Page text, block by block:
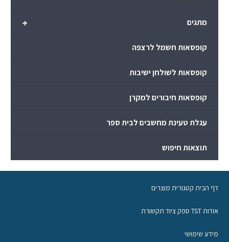
+ מתגים
קופסאות חשמל לרצפה
קופסאות לשולחן ישיבות
קופסאות חיבורים למקרן
עגלת טעינת מחשבים לבית ספר
תוצאות חיפוש
דף הבית קטגורית מוצרים
אודות TST ספק ציוד תקשורת
מידע שימושי